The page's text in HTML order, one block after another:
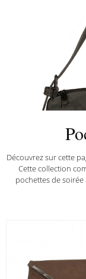
Découvrez sur cette
Cette collection
pochettes de